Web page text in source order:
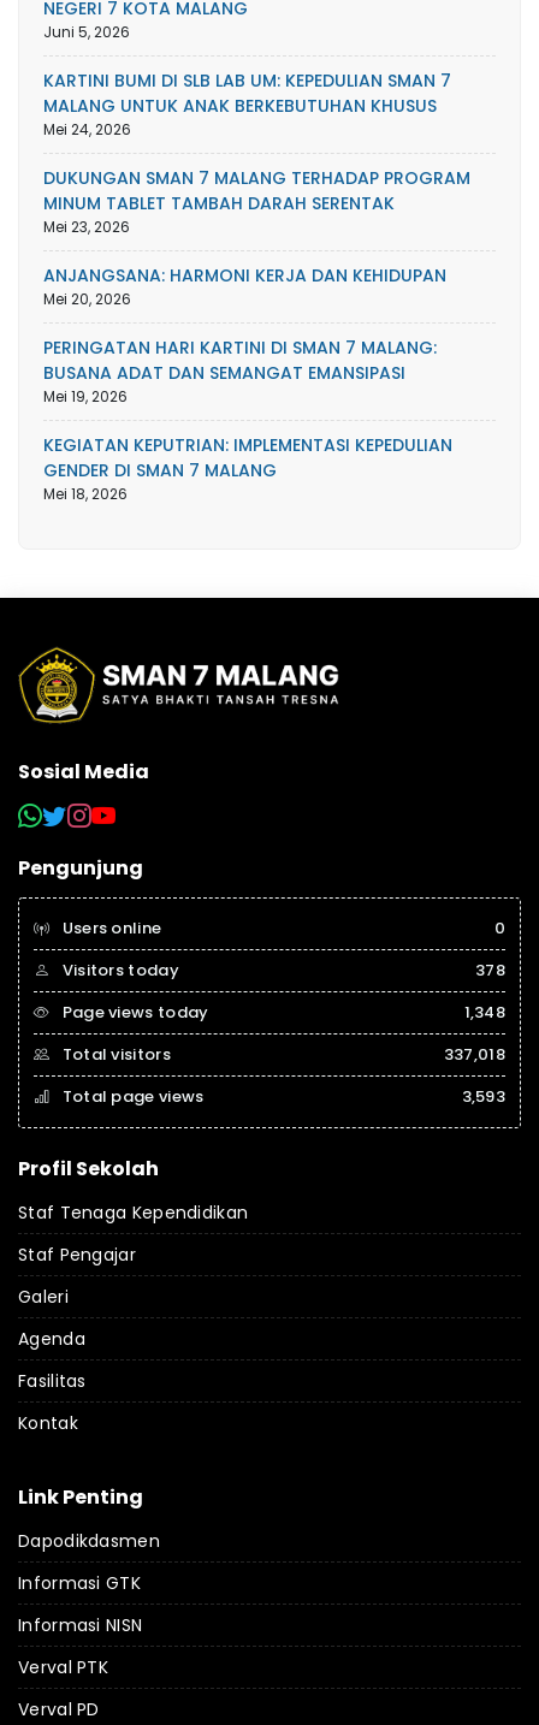
NEGERI 7 KOTA MALANG
Juni 5, 2026
KARTINI BUMI DI SLB LAB UM: KEPEDULIAN SMAN 7
MALANG UNTUK ANAK BERKEBUTUHAN KHUSUS
Mei 24, 2026
DUKUNGAN SMAN 7 MALANG TERHADAP PROGRAM
MINUM TABLET TAMBAH DARAH SERENTAK
Mei 23, 2026
ANJANGSANA: HARMONI KERJA DAN KEHIDUPAN
Mei 20, 2026
PERINGATAN HARI KARTINI DI SMAN 7 MALANG:
BUSANA ADAT DAN SEMANGAT EMANSIPASI
Mei 19, 2026
KEGIATAN KEPUTRIAN: IMPLEMENTASI KEPEDULIAN
GENDER DI SMAN 7 MALANG
Mei 18, 2026
Sosial Media
Pengunjung
Users online
0
Visitors today
378
Page views today
1,348
Total visitors
337,018
Total page views
3,593
Profil Sekolah
Staf Tenaga Kependidikan
Staf Pengajar
Galeri
Agenda
Fasilitas
Kontak
Link Penting
Dapodikdasmen
Informasi GTK
Informasi NISN
Verval PTK
Verval PD